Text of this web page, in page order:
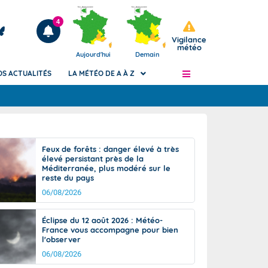
Articles
4
Aujourd'hui Demain
Vigilance
météo
de
Phénomènes dangereux de J+2 à J+7
Avertissement pluies intenses à l'échelle
des communes (Apic)
Bulletins Marine
d'avalanche
Météo des forêts
Vigicrues
ACTUALITÉS LA MÉTÉO DE A À Z
Feux de forêts : danger élevé à très
élevé persistant près de la
Méditerranée, plus modéré sur le
reste du pays
06/08/2026
Éclipse du 12 août 2026 : Météo-
France vous accompagne pour bien
l'observer
06/08/2026